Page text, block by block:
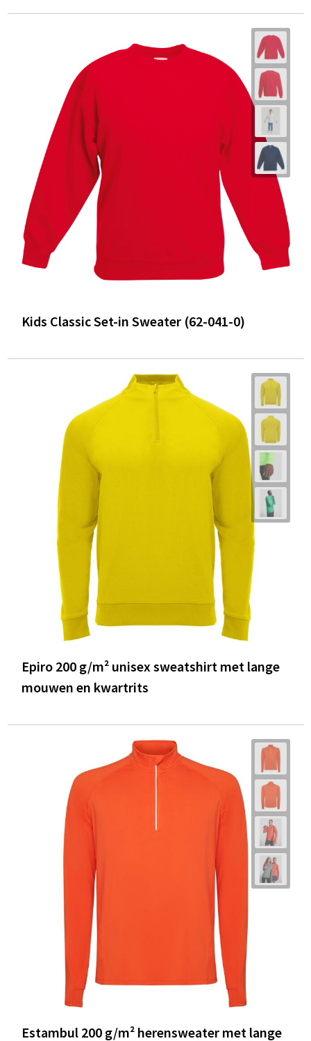
Kids Classic Set-in Sweater (62-041-0)
Epiro 200 g/m² unisex sweatshirt met lange
mouwen en kwartrits
Estambul 200 g/m² herensweater met lange